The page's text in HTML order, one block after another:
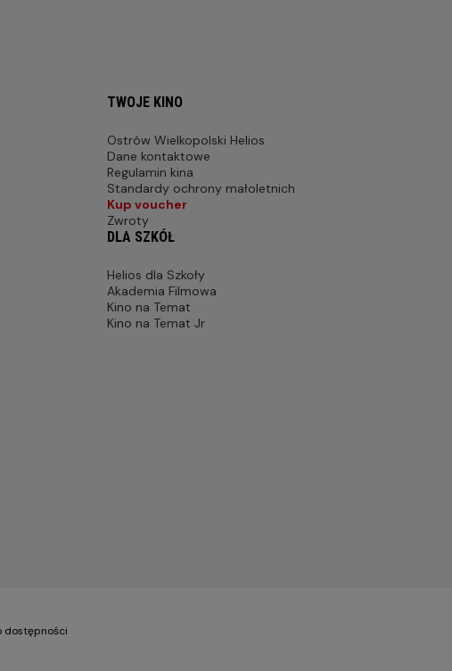
TWOJE KINO
Ostrów Wielkopolski Helios
Dane kontaktowe
Regulamin kina
Standardy ochrony małoletnich
Kup voucher
Zwroty
DLA SZKÓŁ
Helios dla Szkoły
Akademia Filmowa
Kino na Temat
Kino na Temat Jr
dostępności